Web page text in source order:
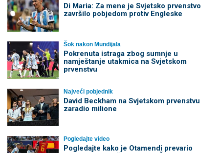
Di Maria: Za mene je Svjetsko prvenstvo
završilo pobjedom protiv Engleske
Šok nakon Mundijala
Pokrenuta istraga zbog sumnje u
namještanje utakmica na Svjetskom
prvenstvu
Najveći pobjednik
David Beckham na Svjetskom prvenstvu
zaradio milione
Pogledajte video
Pogledajte kako je Otamendi prevario